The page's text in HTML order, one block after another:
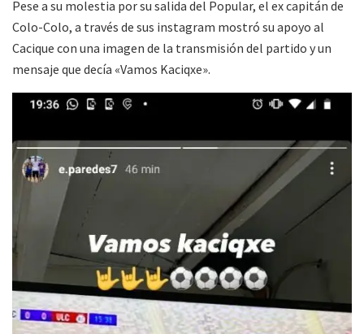
Pese a su molestia por su salida del Popular, el ex capitán de
Colo-Colo, a través de sus instagram mostró su apoyo al
Cacique con una imagen de la transmisión del partido y un
mensaje que decía «Vamos Kaciqxe».